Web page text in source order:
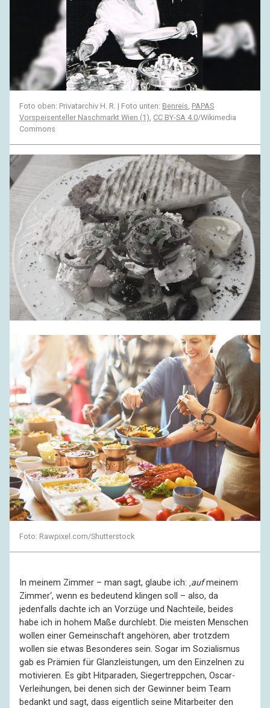
Foto oben: Privatarchiv H. R. | Foto unten: Benreis, PAPAS
Vorspeisenteller Naschmarkt Wien (1), CC BY-SA 4.0/Wikimedia
Commons
Foto: Rawpixel.com/Shutterstock
In meinem Zimmer – man sagt, glaube ich: ‚aufmeinem
Zimmer‘, wenn es bedeutend klingen soll – also, da
jedenfalls dachte ich an Vorzüge und Nachteile, beides
habe ich in hohem Maße durchlebt. Die meisten Menschen
wollen einer Gemeinschaft angehören, aber trotzdem
wollen sie etwas Besonderes sein. Sogar im Sozialismus
gab es Prämien für Glanzleistungen, um den Einzelnen zu
motivieren. Es gibt Hitparaden, Siegertreppchen, Oscar-
Verleihungen, bei denen sich der Gewinner beim Team
bedankt und sagt, dass eigentlich seine Mitarbeiter den